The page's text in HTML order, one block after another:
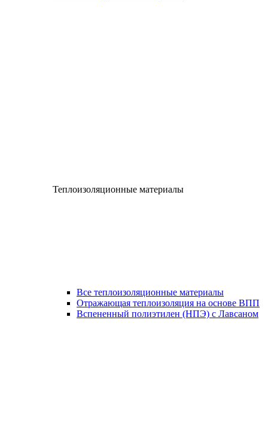
Теплоизоляционные материалы
Все теплоизоляционные материалы
Отражающая теплоизоляция на основе ВПП
Вспененный полиэтилен (НПЭ) с Лавсаном